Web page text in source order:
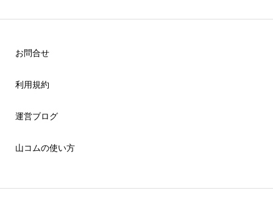
お問合せ
利用規約
運営ブログ
山コムの使い方